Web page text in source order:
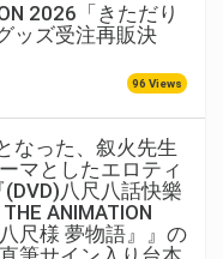
2026「きただり
ッズ受注再販決
96 Views
なった、叙火先生
マとしたエロティ
八尺八話快樂
ANIMATION
尺様 夢物語』』の